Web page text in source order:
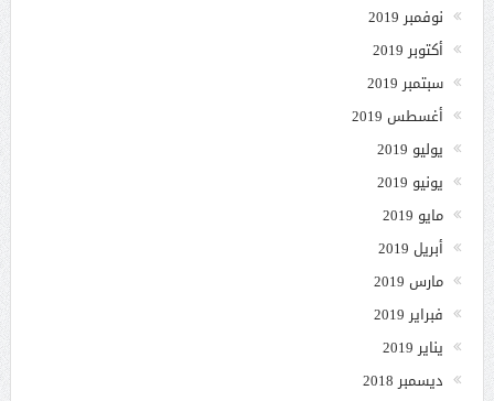
نوفمبر 2019
أكتوبر 2019
سبتمبر 2019
أغسطس 2019
يوليو 2019
يونيو 2019
مايو 2019
أبريل 2019
مارس 2019
فبراير 2019
يناير 2019
ديسمبر 2018